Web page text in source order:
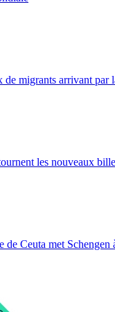
de migrants arrivant par
les nouveaux
de Ceuta met Schengen